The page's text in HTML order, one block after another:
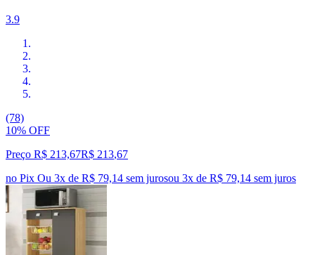
3.9
(78)
10% OFF
Preço R$ 213,67R$ 213,67
no Pix Ou 3x de R$ 79,14 sem jurosou 3x de R$ 79,14 sem juros